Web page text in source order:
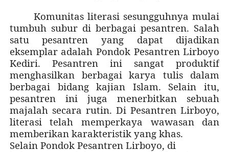
Komunitas literasi sesungguhnya mulai
tumbuh subur di berbagai pesantren. Salah
satu pesantren yang dapat dijadikan
eksemplar adalah Pondok Pesantren Lirboyo
Kediri. Pesantren ini sangat produktif
menghasilkan berbagai karya tulis dalam
berbagai bidang kajian Islam. Selain itu,
pesantren ini juga menerbitkan sebuah
majalah secara rutin. Di Pesantren Lirboyo,
literasi telah memperkaya wawasan dan
memberikan karakteristik yang khas.
Selain Pondok Pesantren Lirboyo, di